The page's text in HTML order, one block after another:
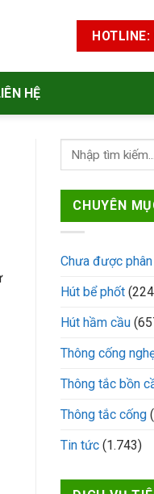
HỆ
CHUYÊN
Chưa được
Hút bể phốt
Hút hầm cầu
Thông cống
Thông tắc bồn
Thông tắc cống
Tin tức (1.743)